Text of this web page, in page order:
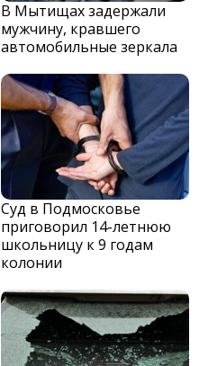
В Мытищах задержали
мужчину, кравшего
автомобильные зеркала
Суд в Подмосковье
приговорил 14-летнюю
школьницу к 9 годам
колонии